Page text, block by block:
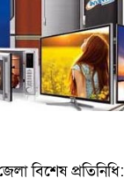
বিশেষ প্রতিনিধি: